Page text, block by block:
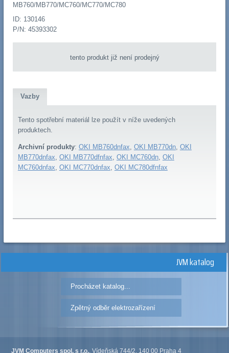
MB760/MB770/MC760/MC770/MC780
ID: 130146
P/N: 45393302
tento produkt již není prodejný
Vazby
Tento spotřební materiál lze použít v níže uvedených
produktech.
Archivní produkty: OKI MB760dnfax, OKI MB770dn, OKI
MB770dnfax, OKI MB770dfnfax, OKI MC760dn, OKI
MC760dnfax, OKI MC770dnfax, OKI MC780dfnfax
JVM katalog
Procházet katalog...
Zpětný odběr elektrozařízení
JVM Computers spol. s r.o., Vídeňská 744/2, 140 00 Praha 4